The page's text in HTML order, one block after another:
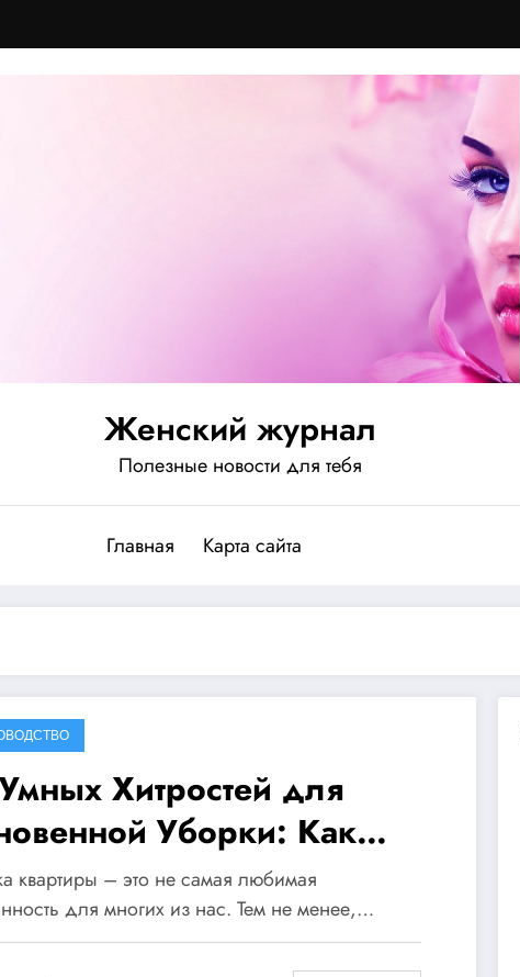
Женский журнал
Полезные новости для тебя
Главная Карта сайта
Хитростей для
Уборки: Как
Квартиру за Час!
квартиры – это не самая любимая
для многих из нас. Тем не менее,…